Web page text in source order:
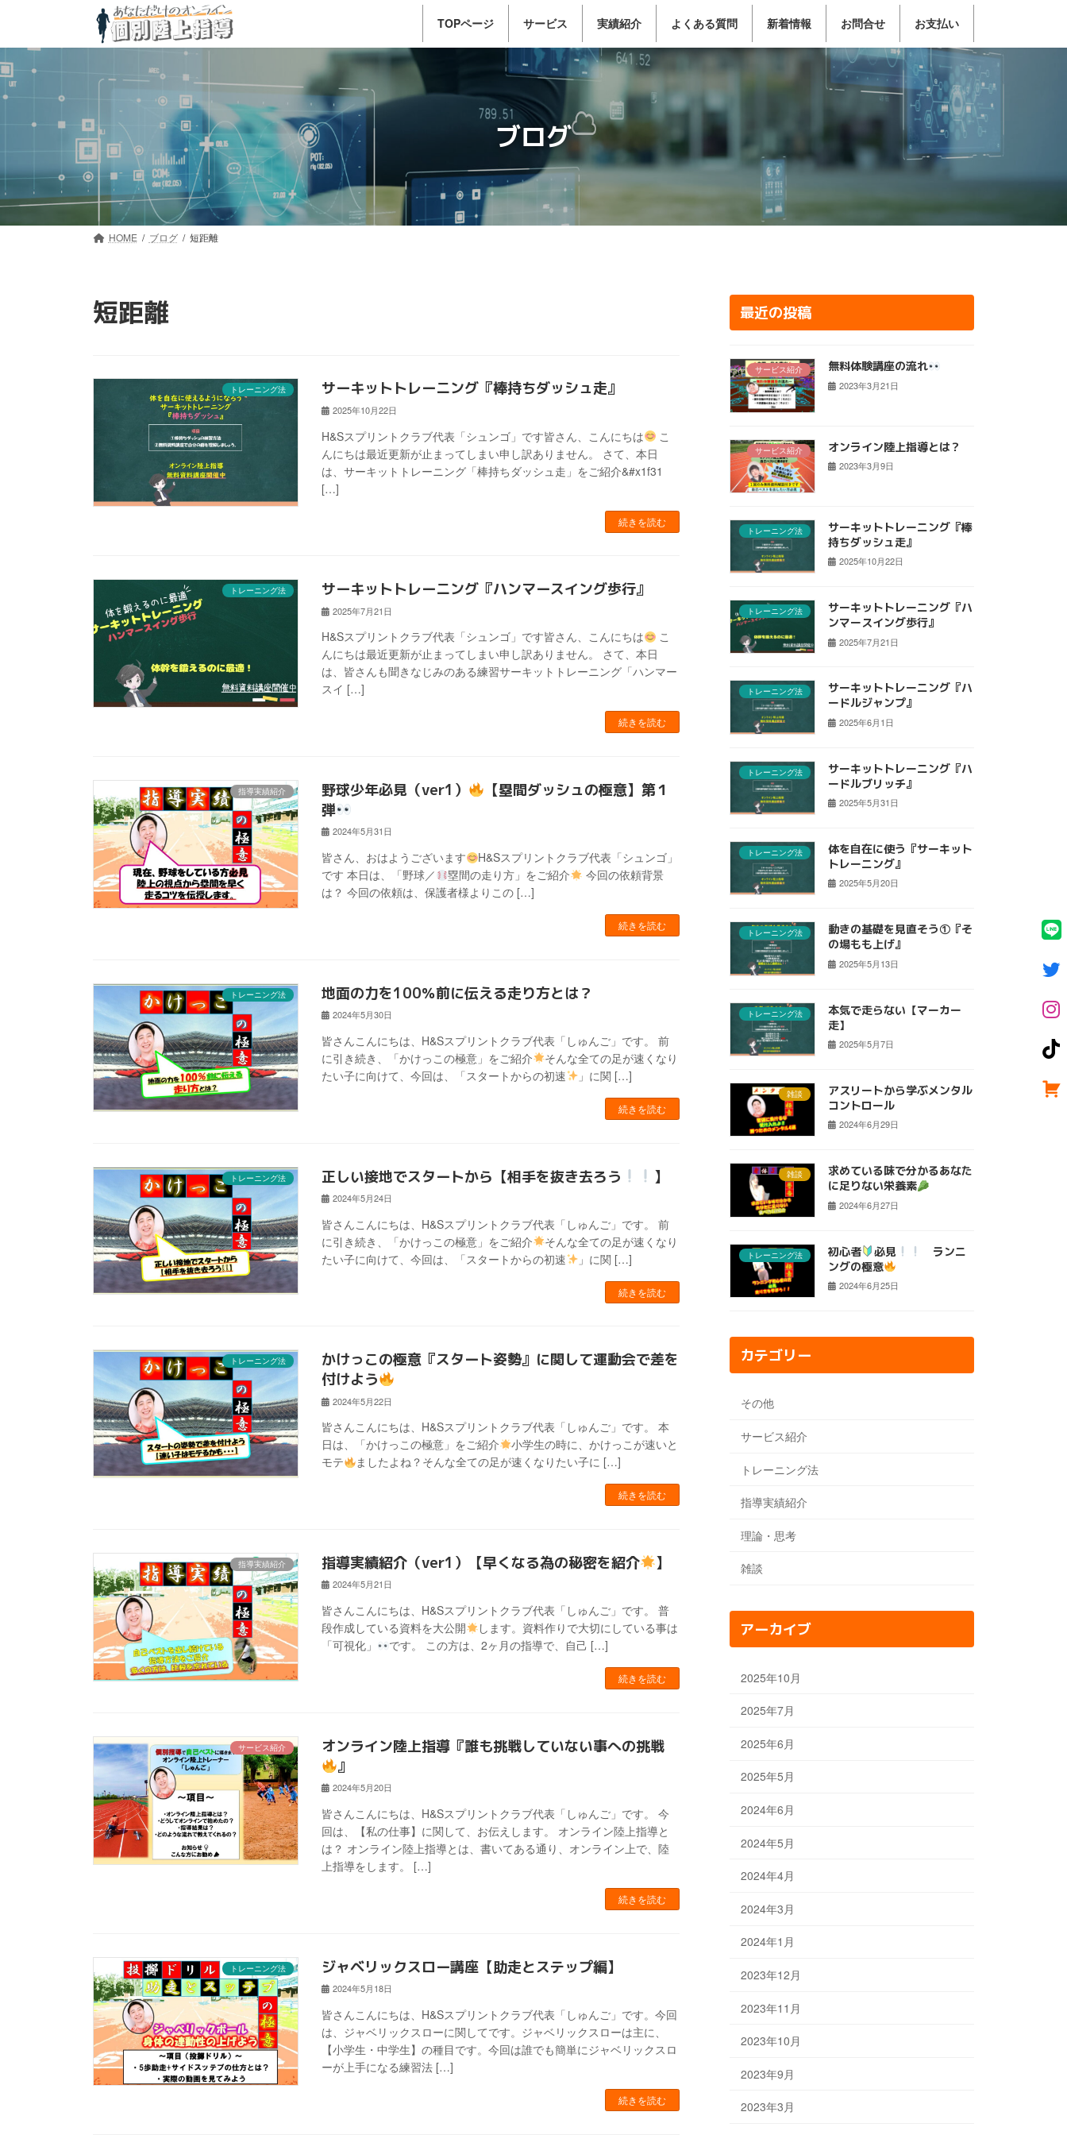
テ
ン
ツ
へ
プ
ゲ
ー
シ
ョ
動
TOPページ サービス 実績紹介 よくある質問 新着情報 お問合せ お支払い
ブログ
HOME ブログ 短距離
短距離
トレーニング法 サーキットトレーニング『棒持ちダッシュ走』
2025年10月22日
H&Sスプリントクラブ代表「シュンゴ」です皆さん、こんにちは
こ
んにちは最近更新が止まってしまい申し訳ありません。 さて、本日
は、サーキットトレーニング「棒持ちダッシュ走」をご紹介&#x1f31
[…]
続きを読む
トレーニング法 サーキットトレーニング『ハンマースイング歩行』
2025年7月21日
H&Sスプリントクラブ代表「シュンゴ」です皆さん、こんにちは
こ
んにちは最近更新が止まってしまい申し訳ありません。 さて、本日
は、皆さんも聞きなじみのある練習サーキットトレーニング「ハンマー
スイ […]
続きを読む
指導実績紹介 野球少年必見（ver1）
【塁間ダッシュの極意】第１
弾
2024年5月31日
皆さん、おはようございます
H&Sスプリントクラブ代表「シュンゴ」
です 本日は、「野球／
塁間の走り方」をご紹介
今回の依頼背景
は？ 今回の依頼は、保護者様よりこの […]
続きを読む
トレーニング法 地面の力を100％前に伝える走り方とは？
2024年5月30日
皆さんこんにちは、H&Sスプリントクラブ代表「しゅんご」です。 前
に引き続き、「かけっこの極意」をご紹介
そんな全ての足が速くなり
たい子に向けて、今回は、「スタートからの初速
」に関 […]
続きを読む
トレーニング法 正しい接地でスタートから【相手を抜き去ろう 】
2024年5月24日
皆さんこんにちは、H&Sスプリントクラブ代表「しゅんご」です。 前
に引き続き、「かけっこの極意」をご紹介
そんな全ての足が速くなり
たい子に向けて、今回は、「スタートからの初速
」に関 […]
続きを読む
トレーニング法
かけっこの極意『スタート姿勢』に関して運動会で差を
付けよう
2024年5月22日
皆さんこんにちは、H&Sスプリントクラブ代表「しゅんご」です。 本
日は、「かけっこの極意」をご紹介
小学生の時に、かけっこが速いと
モテ
ましたよね？そんな全ての足が速くなりたい子に […]
続きを読む
指導実績紹介 指導実績紹介（ver1）【早くなる為の秘密を紹介 】
2024年5月21日
皆さんこんにちは、H&Sスプリントクラブ代表「しゅんご」です。 普
段作成している資料を大公開
します。資料作りで大切にしている事は
「可視化」
です。 この方は、2ヶ月の指導で、自己 […]
続きを読む
サービス紹介
オンライン陸上指導『誰も挑戦していない事への挑戦
』
2024年5月20日
皆さんこんにちは、H&Sスプリントクラブ代表「しゅんご」です。 今
回は、【私の仕事】に関して、お伝えします。 オンライン陸上指導と
は？ オンライン陸上指導とは、書いてある通り、オンライン上で、陸
上指導をします。 […]
続きを読む
トレーニング法 ジャベリックスロー講座【助走とステップ編】
2024年5月18日
皆さんこんにちは、H&Sスプリントクラブ代表「しゅんご」です。今回
は、ジャベリックスローに関してです。ジャベリックスローは主に、
【小学生・中学生】の種目です。今回は誰でも簡単にジャベリックスロ
ーが上手になる練習法 […]
続きを読む
最近の投稿
サービス紹介 無料体験講座の流れ
2023年3月21日
サービス紹介 オンライン陸上指導とは？
2023年3月9日
トレーニング法
サーキットトレーニング『棒
持ちダッシュ走』
2025年10月22日
トレーニング法
サーキットトレーニング『ハ
ンマースイング歩行』
2025年7月21日
トレーニング法
サーキットトレーニング『ハ
ードルジャンプ』
2025年6月1日
トレーニング法
サーキットトレーニング『ハ
ードルブリッチ』
2025年5月31日
トレーニング法
体を自在に使う『サーキット
トレーニング』
2025年5月20日
トレーニング法
動きの基礎を見直そう①『そ
の場もも上げ』
2025年5月13日
トレーニング法
本気で走らない【マーカー
走】
2025年5月7日
雑談
アスリートから学ぶメンタル
コントロール
2024年6月29日
雑談
求めている味で分かるあなた
に足りない栄養素
2024年6月27日
トレーニング法 初心者 必見
ランニ
ングの極意
2024年6月25日
カテゴリー
その他
サービス紹介
トレーニング法
指導実績紹介
理論・思考
雑談
アーカイブ
2025年10月
2025年7月
2025年6月
2025年5月
2024年6月
2024年5月
2024年4月
2024年3月
2024年1月
2023年12月
2023年11月
2023年10月
2023年9月
2023年3月